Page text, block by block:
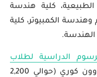
كلية هندسة
وهندسة الكمبيوتر، كلية
الهندسة.
الدراسية لطلاب
بين 2,490,000 وون كوري (حوالي 2,200